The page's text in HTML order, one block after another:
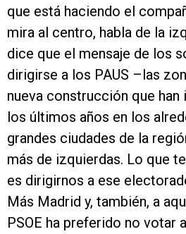
que está haciendo el
mira al centro, habla de la
dice que el mensaje de los
dirigirse a los PAUS –las
nueva construcción que
los últimos años en los
grandes ciudades de la
más de izquierdas. Lo que
es dirigirnos a ese
Más Madrid y, también, a
PSOE ha preferido no votar